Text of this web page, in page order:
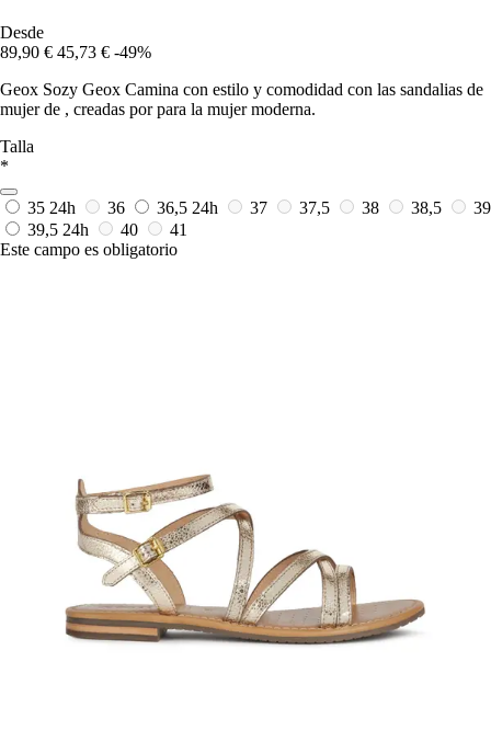
Desde
89,90 € 45,73 € -49%
Geox Sozy Geox Camina con estilo y comodidad con las sandalias de
mujer de , creadas por para la mujer moderna.
Talla
*
35 24h 36 36,5 24h 37 37,5 38 38,5
39
39,5 24h 40
41
Este campo es obligatorio